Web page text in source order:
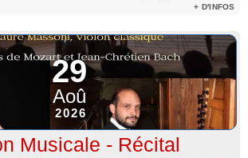
+ D'INFOS
29
Aoû
2026
Musicale - Récital